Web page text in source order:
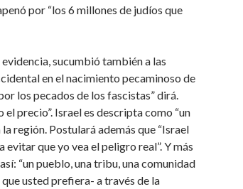
por “los 6 millones de judíos que
sucumbió también a las
en el nacimiento pecaminoso de
los pecados de los fascistas” dirá.
precio”. Israel es descripta como “un
región. Postulará además que “Israel
que yo vea el peligro real”. Y más
“un pueblo, una tribu, una comunidad
usted prefiera- a través de la